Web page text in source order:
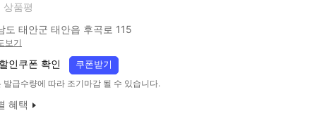
상품평
도 태안군 태안읍 후곡로 115
보기
인쿠폰 확인 쿠폰받기
발급수량에 따라 조기마감 될 수 있습니다.
혜택